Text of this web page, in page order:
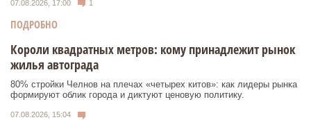
07.08.2026, 17:00 1
ПОДРОБНО
Короли квадратных метров: кому принадлежит рынок
жилья автограда
80% стройки Челнов на плечах «четырех китов»: как лидеры рынка
формируют облик города и диктуют ценовую политику.
07.08.2026, 15:04